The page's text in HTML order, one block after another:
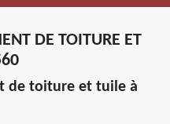
DE TOITURE ET
de toiture et tuile à